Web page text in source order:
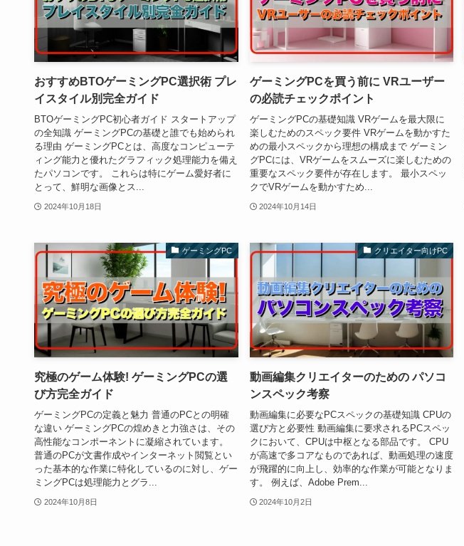
おすすめBTOゲーミングPC選択術 プレ
イスタイル別完全ガイド
BTOゲーミングPC初心者ガイド スタートアップ
の全知識 ゲーミングPCの基礎と誰でも始められ
る理由 ゲーミングPCとは、高度なコンピューテ
ィング能力と優れたグラフィック処理能力を備え
たパソコンです。 これらは特にゲーム愛好者に
とって、鮮明な画像とス...
2024年10月18日
ゲーミングPCを買う前に VRユーザー
の必読チェックポイント
ゲーミングPCの基礎知識 VRゲームを最大限に
楽しむためのスペック要件 VRゲームを動かすた
めの最小スペックから理想の構成まで ゲーミン
グPCには、VRゲームをスムーズに楽しむための
重要なスペック要件が存在します。 最小スペッ
クでVRゲームを動かすため...
2024年10月14日
ゲーミングPC
究極のゲーム体験! ゲーミングPCの選
び方完全ガイド
ゲーミングPCの定義と魅力 普通のPCとの明確
な違い ゲーミングPCの煌めきと力強さは、その
高性能なコンポーネントに凝縮されています。
普通のPCが文書作成やインターネット閲覧とい
った基本的な作業に特化しているのに対し、ゲー
ミングPCは処理能力とグラ...
2024年10月8日
クリエイター向けPC
動画編集クリエイターのための パソコ
ンスペック考察
動画編集に必要なPCスペックの基礎知識 CPUの
選び方と必要性 動画編集に要求されるPCスペッ
クにおいて、CPUは中枢となる部品です。 CPU
が高速で多コアなものであれば、動画処理の速度
が飛躍的に向上し、効率的な作業が可能となりま
す。 例えば、Adobe Prem...
2024年10月2日